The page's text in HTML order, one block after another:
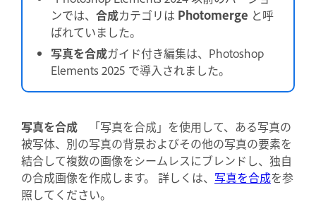
ンでは、 合成カテゴリは Photomerge と呼
ばれていました。
写真を合成ガイド付き編集は、Photoshop
Elements 2025 で導入されました。
写真を合成
「写真を合成」を使用して、ある写真の
被写体、別の写真の背景およびその他の写真の要素を
結合して複数の画像をシームレスにブレンドし、独自
の合成画像を作成します。 詳しくは、 写真を合成を参
照してください。